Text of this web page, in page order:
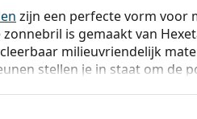
zijn een perfecte vorm voor
is gemaakt van
milieuvriendelijk
stellen je in staat om de